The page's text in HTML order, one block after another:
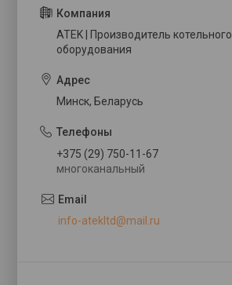
ATEK | Производитель котельного
оборудования
Минск, Беларусь
+375 (29) 750-11-67
многоканальный
info-atekltd@mail.ru